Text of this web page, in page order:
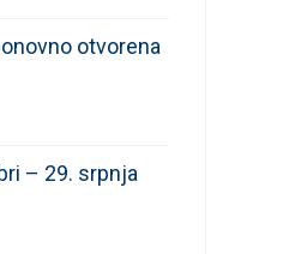
otvorena
– 29. srpnja